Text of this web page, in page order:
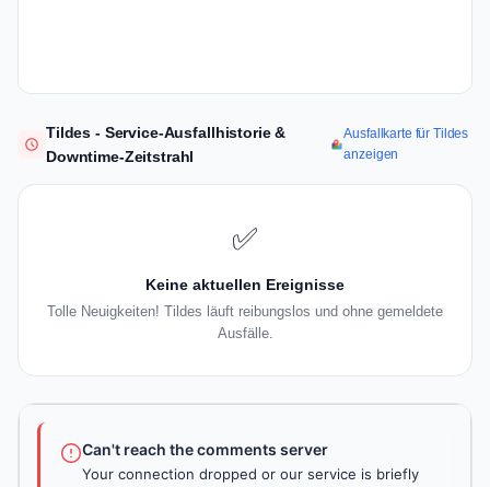
Tildes - Service-Ausfallhistorie &
Downtime-Zeitstrahl
Ausfallkarte für Tildes
anzeigen
✅
Keine aktuellen Ereignisse
Tolle Neuigkeiten! Tildes läuft reibungslos und ohne gemeldete
Ausfälle.
Can't reach the comments server
Your connection dropped or our service is briefly